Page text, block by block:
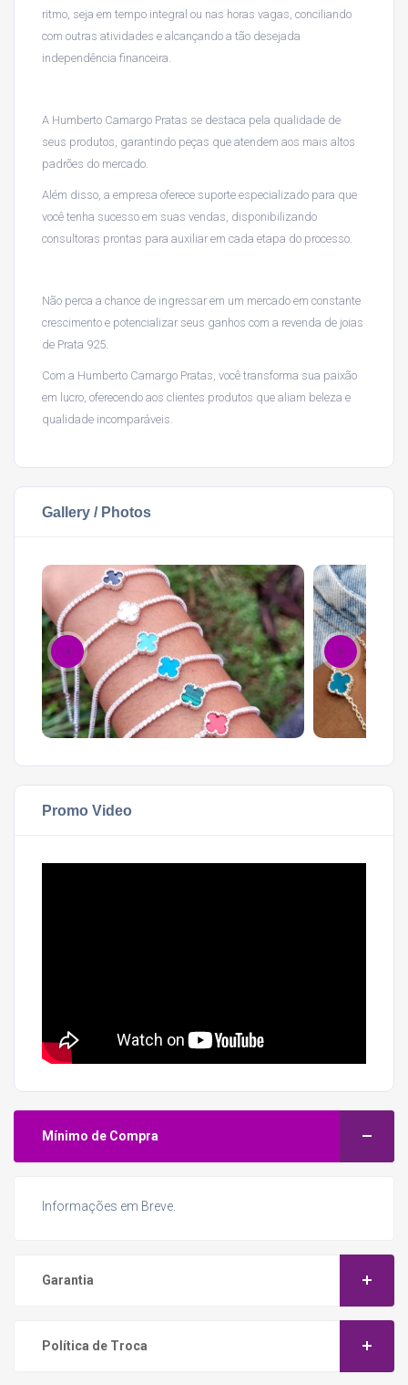
ritmo, seja em tempo integral ou nas horas vagas, conciliando
com outras atividades e alcançando a tão desejada
independência financeira.
A Humberto Camargo Pratas se destaca pela qualidade de
seus produtos, garantindo peças que atendem aos mais altos
padrões do mercado.
Além disso, a empresa oferece suporte especializado para que
você tenha sucesso em suas vendas, disponibilizando
consultoras prontas para auxiliar em cada etapa do processo.
Não perca a chance de ingressar em um mercado em constante
crescimento e potencializar seus ganhos com a revenda de joias
de Prata 925.
Com a Humberto Camargo Pratas, você transforma sua paixão
em lucro, oferecendo aos clientes produtos que aliam beleza e
qualidade incomparáveis.
Gallery / Photos
Promo Video
Mínimo de Compra
Informações em Breve.
Garantia
Política de Troca